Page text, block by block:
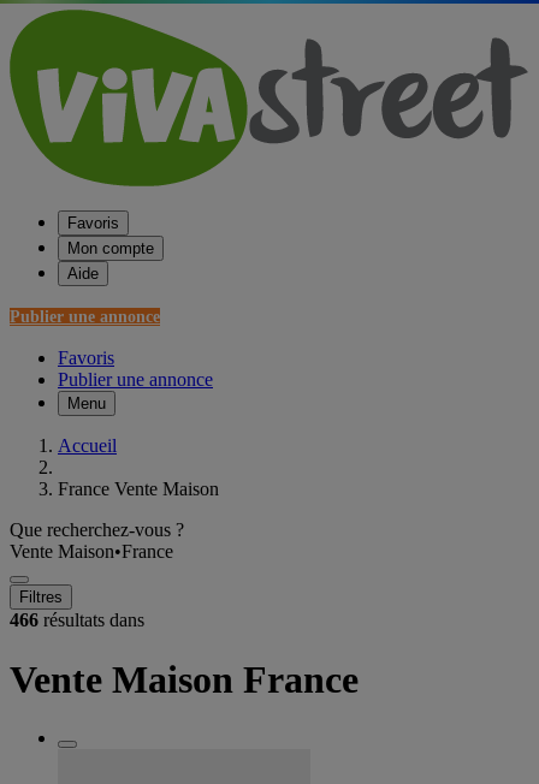
Favoris
Mon compte
Aide
Publier une annonce
Favoris
Publier une annonce
Menu
Accueil
France Vente Maison
Que recherchez-vous ?
Vente Maison•France
Filtres
466 résultats dans
Vente Maison France